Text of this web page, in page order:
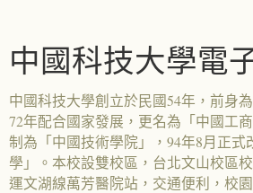
中國科技大學電
中國科技大學創立於民國54年，前身
72年配合國家發展，更名為「中國工
制為「中國技術學院」，94年8月正式
學」。本校設雙校區，台北文山校區
運文湖線萬芳醫院站，交通便利，校